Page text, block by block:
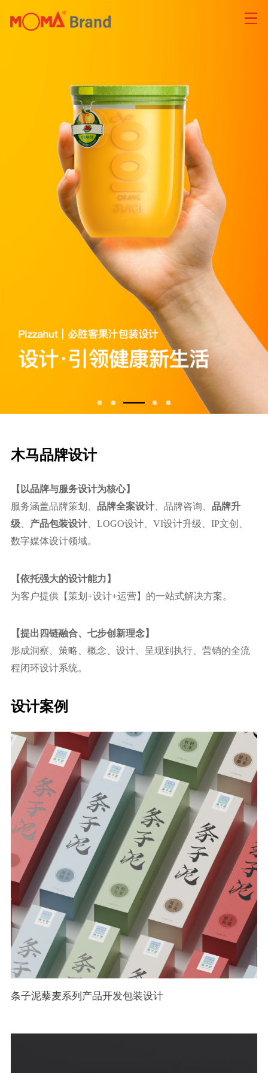
⽊⻢品牌设计
【以品牌与服务设计为核心】
服务涵盖品牌策划、 品牌全案设计、品牌咨询、 品牌升
级、 产品包装设计、LOGO设计、VI设计升级、IP文创、
数字媒体设计领域。
【依托强⼤的设计能力】
为客户提供【策划+设计+运营】的⼀站式解决方案。
【提出四链融合、七步创新理念】
形成洞察、策略、概念、设计、呈现到执⾏、营销的全流
程闭环设计系统。
设计案例
条子泥藜麦系列产品开发包装设计